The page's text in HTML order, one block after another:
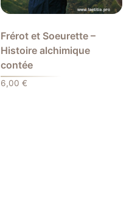
Frérot et Soeurette –
Histoire alchimique
contée
6,00€